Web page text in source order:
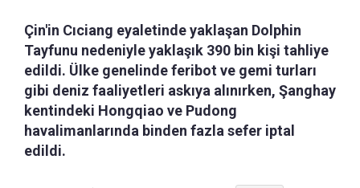
Çin'in Cıciang eyaletinde yaklaşan Dolphin
Tayfunu nedeniyle yaklaşık 390 bin kişi tahliye
edildi. Ülke genelinde feribot ve gemi turları
gibi deniz faaliyetleri askıya alınırken, Şanghay
kentindeki Hongqiao ve Pudong
havalimanlarında binden fazla sefer iptal
edildi.